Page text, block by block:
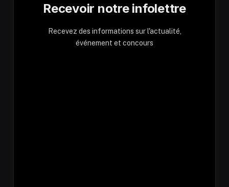
Recevoir notre infolettre
Recevez des informations sur l'actualité,
événement et concours